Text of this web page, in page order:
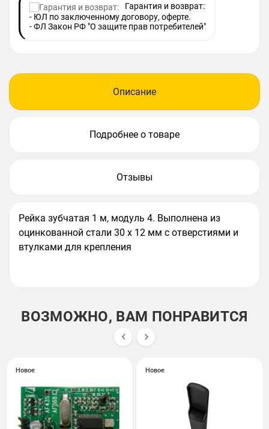
Гарантия и возврат:
- ЮЛ по заключенному договору, оферте.
- ФЛ Закон РФ "О защите прав потребителей"
Описание
Подробнее о товаре
Отзывы
Рейка зубчатая 1 м, модуль 4. Выполнена из
оцинкованной стали 30 x 12 мм с отверстиями и
втулками для крепления
ВОЗМОЖНО, ВАМ ПОНРАВИТСЯ
 
Новое Новое